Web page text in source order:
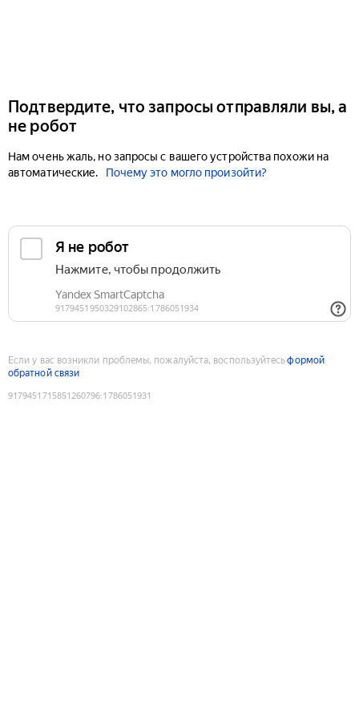
Подтвердите, что запросы отправляли вы, а
не робот
Нам очень жаль, но запросы с вашего устройства похожи на
автоматические.
Почему это могло произойти?
Если у вас возникли проблемы, пожалуйста, воспользуйтесьформой
обратной связи
9179451715851260796:1786051931